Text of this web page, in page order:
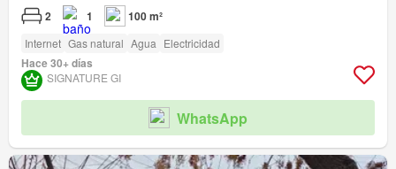
2 1 100 m²
Internet Gas natural Agua Electricidad
Hace 30+ días
SIGNATURE GI
WhatsApp